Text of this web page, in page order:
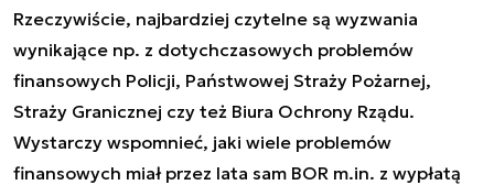
Rzeczywiście, najbardziej czytelne są wyzwania
wynikające np. z dotychczasowych problemów
finansowych Policji, Państwowej Straży Pożarnej,
Straży Granicznej czy też Biura Ochrony Rządu.
Wystarczy wspomnieć, jaki wiele problemów
finansowych miał przez lata sam BOR m.in. z wypłatą